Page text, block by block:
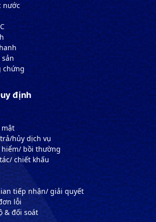
nước
chứng
định
hủy dịch vụ
bồi thường
chiết khấu
tiếp nhận/ giải quyết
lỗi
& đối soát